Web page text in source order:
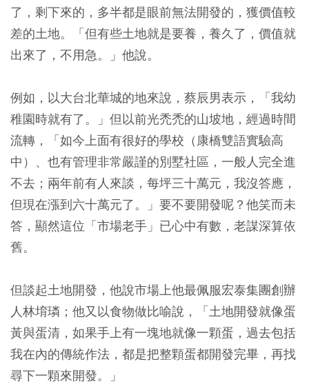
了，剩下來的，多半都是眼前無法開發的，獲價值較
差的土地。「但有些土地就是要養，養久了，價值就
出來了，不用急。」他說。
例如，以大台北華城的地來說，蔡辰男表示，「我幼
稚園時就有了。」但以前光禿禿的山坡地，經過時間
流轉，「如今上面有很好的學校（康橋雙語實驗高
中）、也有管理非常嚴謹的別墅社區，一般人完全進
不去；兩年前有人來談，每坪三十萬元，我沒答應，
但現在漲到六十萬元了。」要不要開發呢？他笑而未
答，顯然這位「市場老手」已心中有數，老謀深算依
舊。
但談起土地開發，他說市場上他最佩服宏泰集團創辦
人林堉璘；他又以食物做比喻說，「土地開發就像蛋
黃與蛋清，如果手上有一塊地就像一顆蛋，過去包括
我在內的傳統作法，都是把整顆蛋都開發完畢，再找
尋下一顆來開發。」